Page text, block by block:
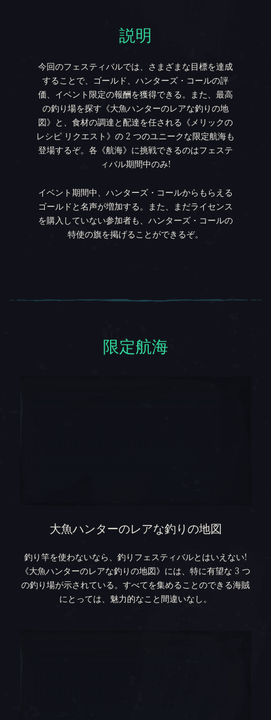
説明
説明
今回のフェスティバルでは、さまざまな目標を達成
することで、ゴールド、ハンターズ・コールの評
価、イベント限定の報酬を獲得できる。また、最高
の釣り場を探す《大魚ハンターのレアな釣りの地
図》と、食材の調達と配達を任される《メリックの
レシピ リクエスト》の 2 つのユニークな限定航海も
登場するぞ。各《航海》に挑戦できるのはフェステ
ィバル期間中のみ!
イベント期間中、ハンターズ・コールからもらえる
ゴールドと名声が増加する。また、まだライセンス
を購入していない参加者も、ハンターズ・コールの
特使の旗を掲げることができるぞ。
限定航海
限定航海
大魚ハンターのレアな釣りの地図
釣り竿を使わないなら、釣りフェスティバルとはいえない!
《大魚ハンターのレアな釣りの地図》には、特に有望な 3 つ
の釣り場が示されている。すべてを集めることのできる海賊
にとっては、魅力的なこと間違いなし。